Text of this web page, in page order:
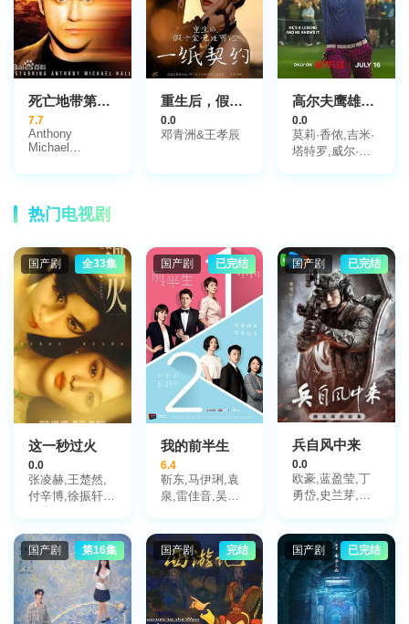
死亡地带第一季
7.7
Anthony
Michael
重生后，假千金无处可逃：一纸契约
0.0
邓青洲&王孝辰
高尔夫鹰雄第一季
0.0
莫莉·香侬,吉米·
塔特罗,威尔·法
格兰维尔,米西·
克莱尔·法尔科
内,迈克·弗格
森,Candace·Kita,
切尔西·吉利
根
热门电视剧
国产剧 全33集
这一秒过火
0.0
张凌赫,王楚然,
付辛博,徐振轩,
莫愁,毛孩,鹿骐,
苇青,刘令姿,康
可人,陈东阳,黄
博远,斓曦,张弓,
金俊秀,陈欣予
国产剧 已完结
我的前半生
6.4
靳东,马伊琍,袁
泉,雷佳音,吴越,
婷,张棪琰,孔维,
栾元晖,侯岩松,
魏之皓,王天泽,
郑罗茜,宋允皓,
徐才根,啜妮,任
国产剧 已完结
兵自风中来
0.0
欧豪,蓝盈莹,丁
勇岱,史兰芽,刘
王春宇,关亚军,
杨舒,吴岳阳,张
进,陈方舟,陈启
杰,周德华,赵长
洲,赵荀,费鲤齐,
国产剧 第16集 国产剧 完结 国产剧 已完结